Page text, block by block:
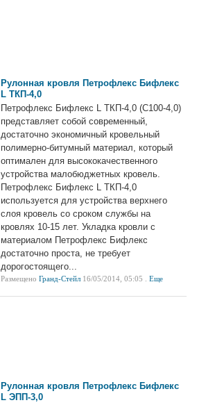
Рулонная кровля Петрофлекс Бифлекс
L ТКП-4,0
Петрофлекс Бифлекс L ТКП-4,0 (С100-4,0)
представляет собой современный,
достаточно экономичный кровельный
полимерно-битумный материал, который
оптимален для высококачественного
устройства малобюджетных кровель.
Петрофлекс Бифлекс L ТКП-4,0
используется для устройства верхнего
слоя кровель со сроком службы на
кровлях 10-15 лет. Укладка кровли с
материалом Петрофлекс Бифлекс
достаточно проста, не требует
дорогостоящего...
Размещено Гранд-Стейл 16/05/2014, 05:05 . Еще
Рулонная кровля Петрофлекс Бифлекс
L ЭПП-3,0